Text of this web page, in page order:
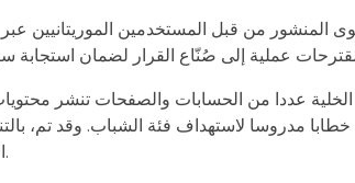
المنشور من قبل المستخدمين الموريتانيين
من 4 إلى 12 أبريل 2025، تابعت الخلية عددا من الحسابات
مدروسا لاستهداف فئة الشباب. وقد تم،
الحسابات، وحظر أخرى، مع حذف المحتوى المخالف.